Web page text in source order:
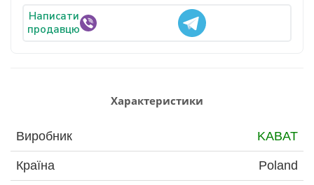
Написати
продавцю
Характеристики
Виробник KABAT
Країна Poland